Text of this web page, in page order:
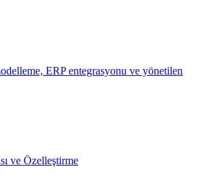
ERP entegrasyonu ve yönetilen
ve Özelleştirme